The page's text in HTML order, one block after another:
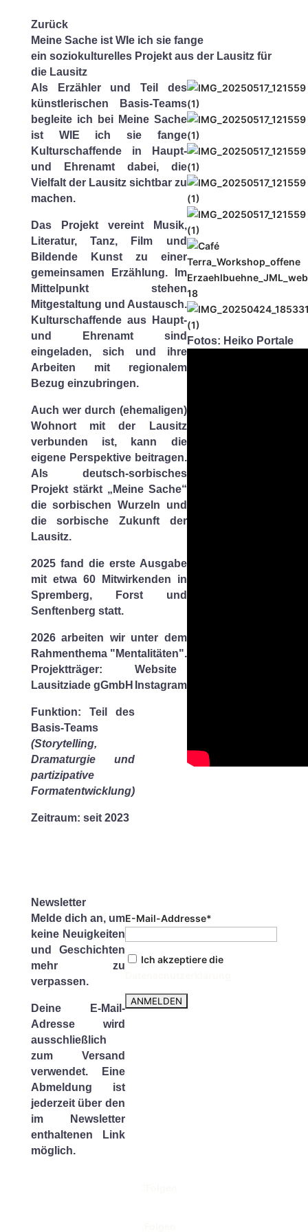
Zurück
Meine Sache ist WIe ich sie fange
ein soziokulturelles Projekt aus der Lausitz für
die Lausitz
Als Erzähler und Teil des
künstlerischen Basis-Teams
begleite ich bei Meine Sache
ist WIE ich sie fange
Kulturschaffende in Haupt-
und Ehrenamt dabei, die
Vielfalt der Lausitz sichtbar zu
machen.
Das Projekt vereint Musik,
Literatur, Tanz, Film und
Bildende Kunst zu einer
gemeinsamen Erzählung. Im
Mittelpunkt stehen
Mitgestaltung und Austausch.
Kulturschaffende aus Haupt-
und Ehrenamt sind
eingeladen, sich und ihre
Arbeiten mit regionalem
Bezug einzubringen.
Auch wer durch (ehemaligen)
Wohnort mit der Lausitz
verbunden ist, kann die
eigene Perspektive beitragen.
Als deutsch-sorbisches
Projekt stärkt „Meine Sache“
die sorbischen Wurzeln und
die sorbische Zukunft der
Lausitz.
2025 fand die erste Ausgabe
mit etwa 60 Mitwirkenden in
Spremberg, Forst und
Senftenberg statt.
2026 arbeiten wir unter dem
Rahmenthema "Mentalitäten".
Projektträger:
Lausitziade gGmbH
Funktion: Teil des
Basis-Teams
(Storytelling,
Dramaturgie und
partizipative
Formatentwicklung)
Zeitraum: seit 2023
Website
Instagram
Fotos: Heiko Portale
Newsletter
Melde dich an, um
keine Neuigkeiten
und Geschichten
mehr zu
verpassen.
Deine E-Mail-
Adresse wird
ausschließlich
zum Versand
verwendet. Eine
Abmeldung ist
jederzeit über den
im Newsletter
enthaltenen Link
möglich.
E-Mail-Addresse*
Ich akzeptiere die